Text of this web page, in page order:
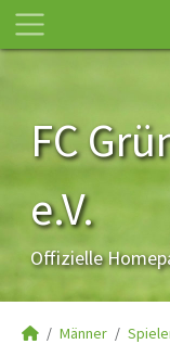
FC
e.V.
Offizielle
Männer